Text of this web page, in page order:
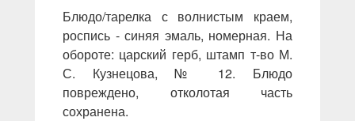
Блюдо/тарелка с волнистым краем,
роспись - синяя эмаль, номерная. На
обороте: царский герб, штамп т-во М.
С. Кузнецова, № 12. Блюдо
повреждено, отколотая часть
сохранена.